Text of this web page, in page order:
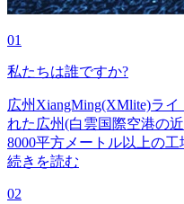
01
私たちは誰ですか?
広州XiangMing(XMlite)ラ
れた広州(白雲国際空港の
8000平方メートル以上の工
続きを読む
02